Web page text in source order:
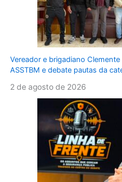
Vereador e brigadiano
ASSTBM e debate pautas da
2 de agosto de 2026